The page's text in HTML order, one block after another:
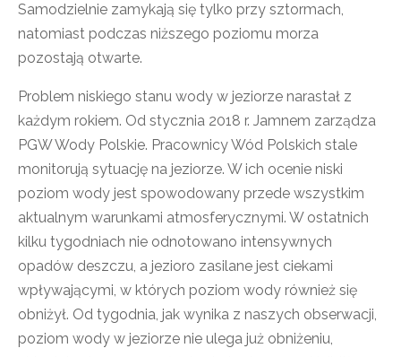
Samodzielnie zamykają się tylko przy sztormach,
natomiast podczas niższego poziomu morza
pozostają otwarte.
Problem niskiego stanu wody w jeziorze narastał z
każdym rokiem. Od stycznia 2018 r. Jamnem zarządza
PGW Wody Polskie. Pracownicy Wód Polskich stale
monitorują sytuację na jeziorze. W ich ocenie niski
poziom wody jest spowodowany przede wszystkim
aktualnym warunkami atmosferycznymi. W ostatnich
kilku tygodniach nie odnotowano intensywnych
opadów deszczu, a jezioro zasilane jest ciekami
wpływającymi, w których poziom wody również się
obniżył. Od tygodnia, jak wynika z naszych obserwacji,
poziom wody w jeziorze nie ulega już obniżeniu,